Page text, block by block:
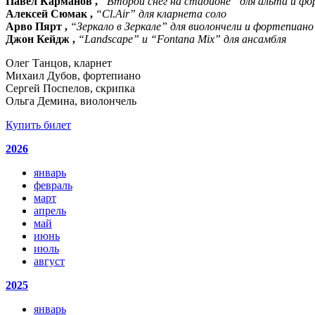
Алексей Сюмак , “Cl.Air” для кларнета соло
Арво Пярт , “Зеркало в Зеркале” для виолончели и фортепиано
Джон Кейдж , “Landscape” и “Fontana Mix” для ансамбля
Олег Танцов, кларнет
Михаил Дубов, фортепиано
Сергей Поспелов, скрипка
Ольга Демина, виолончель
Купить билет
2026
январь
февраль
март
апрель
май
июнь
июль
август
2025
январь